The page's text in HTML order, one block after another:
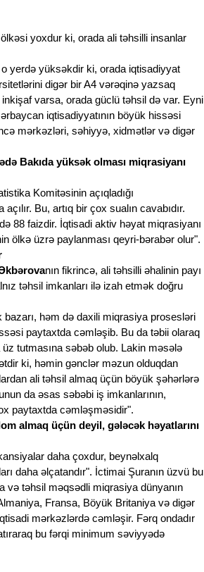
yoxdur ki, orada ali təhsilli insanlar
yerdə yüksəkdir ki, orada iqtisadiyyat
digər bir A4 vərəqinə yazsaq
varsa, orada güclü təhsil də var. Eyni
iqtisadiyyatının böyük hissəsi
mərkəzləri, səhiyyə, xidmətlər və digər
Bakıda yüksək olması miqrasiyanı
Komitəsinin açıqladığı
Bu, artıq bir çox sualın cavabıdır.
88 faizdir. İqtisadi aktiv həyat miqrasiyanı
ölkə üzrə paylanması qeyri-bərabər olur".
nın fikrincə, ali təhsilli əhalinin payı
təhsil imkanları ilə izah etmək doğru
həm də daxili miqrasiya prosesləri
paytaxtda cəmləşib. Bu da təbii olaraq
tutmasına səbəb olub. Lakin məsələ
ki, həmin gənclər məzun olduqdan
ali təhsil almaq üçün böyük şəhərlərə
da əsas səbəbi iş imkanlarının,
paytaxtda cəmləşməsidir".
almaq üçün deyil, gələcək həyatlarını
daha çoxdur, beynəlxalq
daha əlçatandır". İctimai Şuranın üzvü bu
və təhsil məqsədli miqrasiya dünyanın
Fransa, Böyük Britaniya və digər
mərkəzlərdə cəmləşir. Fərq ondadır
bu fərqi minimum səviyyədə